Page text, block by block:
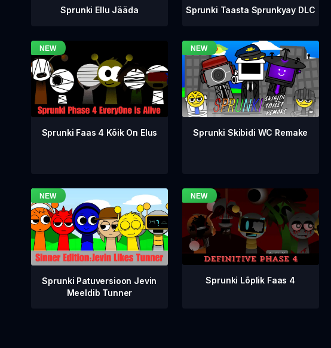
Sprunki Ellu Jääda Sprunki Taasta Sprunkyay DLC
Sprunki Faas 4 Kõik On Elus Sprunki Skibidi WC Remake
Sprunki Patuversioon Jevin
Meeldib Tunner
Sprunki Lõplik Faas 4